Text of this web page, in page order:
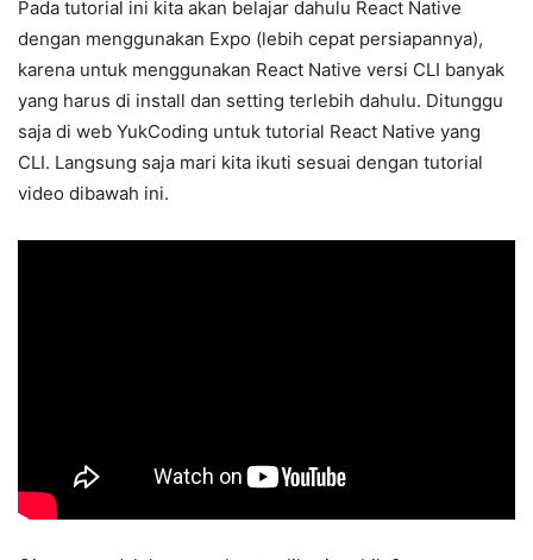
Pada tutorial ini kita akan belajar dahulu React Native
dengan menggunakan Expo (lebih cepat persiapannya),
karena untuk menggunakan React Native versi CLI banyak
yang harus di install dan setting terlebih dahulu. Ditunggu
saja di web YukCoding untuk tutorial React Native yang
CLI. Langsung saja mari kita ikuti sesuai dengan tutorial
video dibawah ini.